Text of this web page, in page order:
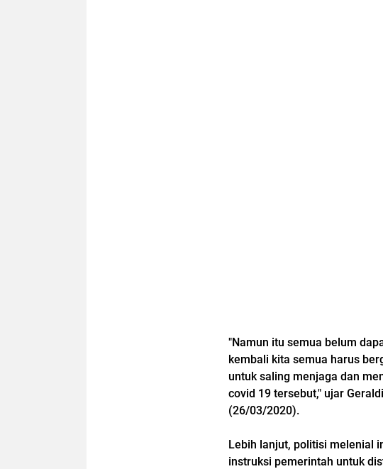
"Namun itu semua belum
kembali kita semua harus
untuk saling menjaga dan
covid 19 tersebut," ujar
(26/03/2020).
Lebih lanjut, politisi melenial
instruksi pemerintah untuk